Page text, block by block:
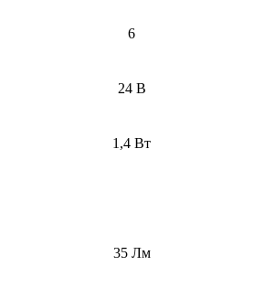
6
24 В
1,4 Вт
35 Лм